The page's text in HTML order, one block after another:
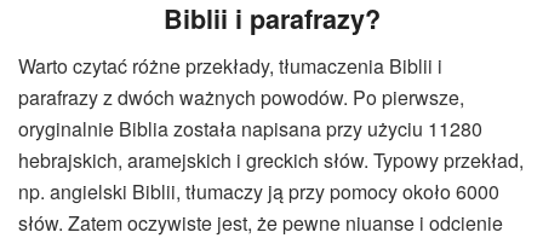
Biblii i parafrazy?
Warto czytać różne przekłady, tłumaczenia Biblii i
parafrazy z dwóch ważnych powodów. Po pierwsze,
oryginalnie Biblia została napisana przy użyciu 11280
hebrajskich, aramejskich i greckich słów. Typowy przekład,
np. angielski Biblii, tłumaczy ją przy pomocy około 6000
słów. Zatem oczywiste jest, że pewne niuanse i odcienie